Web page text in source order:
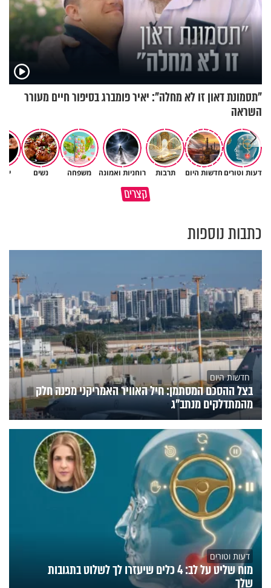
"תסמונת דאון זו לא מחלה": יאיר פומברג בסיפור חיים מעורר
השראה
דעות וטורים חדשות היום תרבות רוחניות ואמונה משפחה נשים
קצרים
אמונה היא להפסיק לבנות טיטניק
כדי להיות מנהיג - צריך לאכול
כתבות נוספות
חדשות היום
בצל ההסכם המסתמן: חיל האוויר האמריקני מפנה חלק
מהמתדלקים מנתב"ג
דעות וטורים
מוח שליט על לב: 4 כלים שיעזרו לך לשלוט בתגובות
שלך